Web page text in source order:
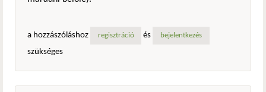
a hozzászóláshoz regisztráció és bejelentkezés
szükséges